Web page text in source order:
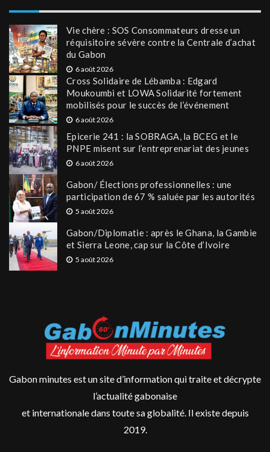
Vie chère : SOS Consommateurs dresse un
réquisitoire sévère contre la Centrale d’achat
du Gabon
6 août 2026
Cross Solidaire de Lébamba : Edgard
Moukoumbi et LOWA Solidarité fortement
mobilisés pour le succès de l’événement
6 août 2026
Epicerie 241 : la SOBRAGA, la BCEG et le
PNPE misent sur l’entreprenariat des jeunes
6 août 2026
Gabon/ Élections professionnelles : une
participation de 67 % saluée par les autorités
5 août 2026
Gabon/Diplomatie : après le Ghana, la Gambie
et Sierra Leone, cap sur la Côte d’Ivoire
5 août 2026
Gabon minutes est un site d’information qui traite et décrypte
l’actualité gabonaise
et internationale dans toute sa globalité. Il existe depuis
2019.